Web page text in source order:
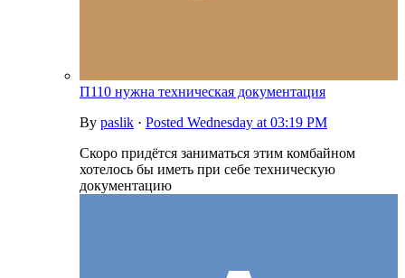
П110 нужна техническая документация
By paslik · Posted Wednesday at 03:19 PM
Скоро придётся заниматься этим комбайном
хотелось бы иметь при себе техническую
документацию